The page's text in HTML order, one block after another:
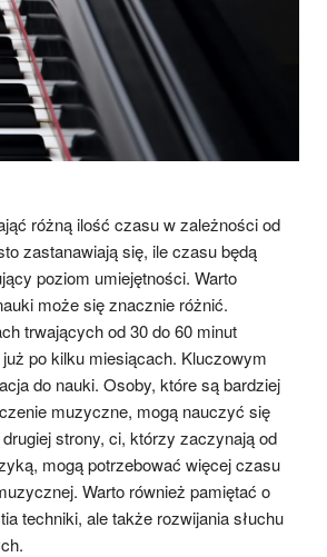
różną ilość czasu w zależności od
zastanawiają się, ile czasu będą
poziom umiejętności. Warto
może się znacznie różnić.
trwających od 30 do 60 minut
po kilku miesiącach. Kluczowym
do nauki. Osoby, które są bardziej
muzyczne, mogą nauczyć się
strony, ci, którzy zaczynają od
mogą potrzebować więcej czasu
Warto również pamiętać o
techniki, ale także rozwijania słuchu